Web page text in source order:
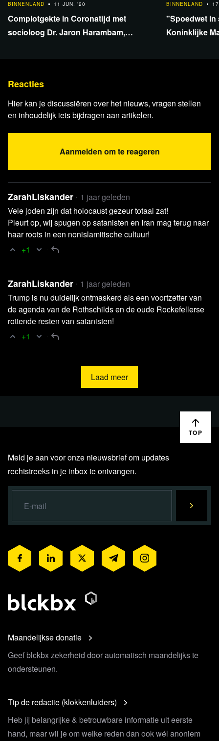
BINNENLAND 11 JUN. '20
Complotgekte in Coronatijd met
socioloog Dr. Jaron Harambam,
BINNENLAND
"Spoedwet in
Koninklijke
Reacties
Hier kan je discussiëren over het nieuws, vragen stellen
en inhoudelijk iets bijdragen aan artikelen.
Aanmelden om te reageren
ZarahLiskander
1 jaar geleden
Vele joden zijn dat holocaust gezeur totaal zat!
Pleurt op, wij spugen op satanisten en Iran mag terug naar
haar roots in een nonislamitische cultuur!
+1
ZarahLiskander
1 jaar geleden
Trump is nu duidelijk ontmaskerd als een voortzetter van
de agenda van de Rothschilds en de oude Rockefellerse
rottende resten van satanisten!
+1
Laad meer
TOP
Meld je aan voor onze nieuwsbrief om updates
rechtstreeks in je inbox te ontvangen.
Maandelijkse donatie
Geef blckbx zekerheid door automatisch maandelijks te
ondersteunen.
Tip de redactie (klokkenluiders)
Heb jij belangrijke & betrouwbare informatie uit eerste
hand, maar wil je om welke reden dan ook wél anoniem